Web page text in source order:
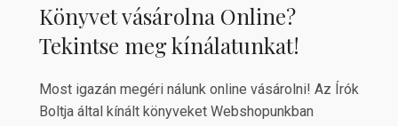
Könyvet vásárolna Online?
Tekintse meg kínálatunkat!
Most igazán megéri nálunk online vásárolni! Az Írók
Boltja által kínált könyveket Webshopunkban